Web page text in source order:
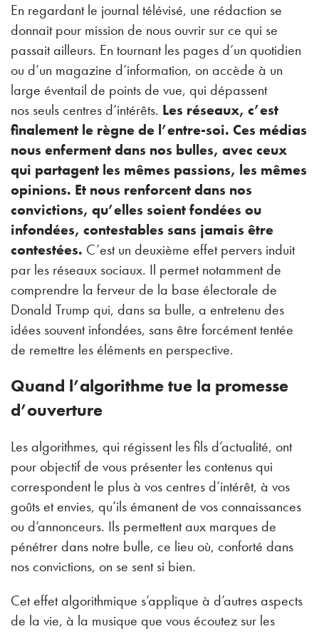
En regardant le journal télévisé, une rédaction se
donnait pour mission de nous ouvrir sur ce qui se
passait ailleurs. En tournant les pages d’un quotidien
ou d’un magazine d’information, on accède à un
large éventail de points de vue, qui dépassent
nos seuls centres d’intérêts. Les réseaux, c’est
finalement le règne de l’entre-soi. Ces médias
nous enferment dans nos bulles, avec ceux
qui partagent les mêmes passions, les mêmes
opinions. Et nous renforcent dans nos
convictions, qu’elles soient fondées ou
infondées, contestables sans jamais être
contestées. C’est un deuxième effet pervers induit
par les réseaux sociaux. Il permet notamment de
comprendre la ferveur de la base électorale de
Donald Trump qui, dans sa bulle, a entretenu des
idées souvent infondées, sans être forcément tentée
de remettre les éléments en perspective.
Quand l’algorithme tue la promesse
d’ouverture
Les algorithmes, qui régissent les fils d’actualité, ont
pour objectif de vous présenter les contenus qui
correspondent le plus à vos centres d’intérêt, à vos
goûts et envies, qu’ils émanent de vos connaissances
ou d’annonceurs. Ils permettent aux marques de
pénétrer dans notre bulle, ce lieu où, conforté dans
nos convictions, on se sent si bien.
Cet effet algorithmique s’applique à d’autres aspects
de la vie, à la musique que vous écoutez sur les